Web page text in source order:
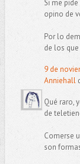
Si me
opino de
Por lo
de los
9 de
Anniehall
Qué raro,
de
Comerse
son